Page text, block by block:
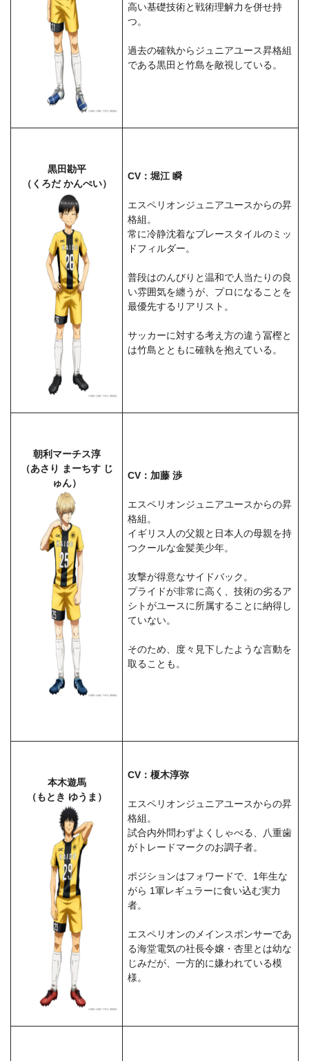
高い基礎技術と戦術理解力を併せ持
つ。
過去の確執からジュニアユース昇格組
である黒田と竹島を敵視している。
黒田勘平
（くろだ かんぺい）
CV：堀江 瞬
エスペリオンジュニアユースからの昇
格組。
常に冷静沈着なプレースタイルのミッ
ドフィルダー。
普段はのんびりと温和で人当たりの良
い雰囲気を纏うが、プロになることを
最優先するリアリスト。
サッカーに対する考え方の違う冨樫と
は竹島とともに確執を抱えている。
朝利マーチス淳
（あさり まーちす じ
ゅん）
CV：加藤 渉
エスペリオンジュニアユースからの昇
格組。
イギリス人の父親と日本人の母親を持
つクールな金髪美少年。
攻撃が得意なサイドバック。
プライドが非常に高く、技術の劣るア
シトがユースに所属することに納得し
ていない。
そのため、度々見下したような言動を
取ることも。
本木遊馬
（もとき ゆうま）
CV：榎木淳弥
エスペリオンジュニアユースからの昇
格組。
試合内外問わずよくしゃべる、八重歯
がトレードマークのお調子者。
ポジションはフォワードで、1年生な
がら 1軍レギュラーに食い込む実力
者。
エスペリオンのメインスポンサーであ
る海堂電気の社長令嬢・杏里とは幼な
じみだが、一方的に嫌われている模
様。